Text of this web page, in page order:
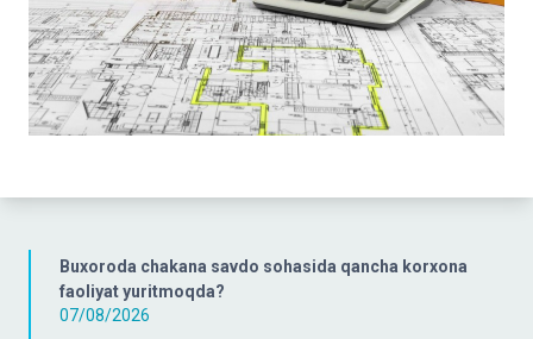
Buxoroda chakana savdo sohasida qancha korxona
faoliyat yuritmoqda?
07/08/2026